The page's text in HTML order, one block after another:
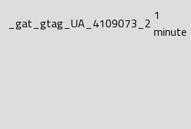
_gat_gtag_UA_4109073_2 1
minute